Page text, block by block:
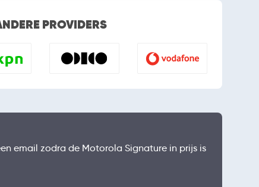
PROVIDERS
email zodra de Motorola Signature in prijs is